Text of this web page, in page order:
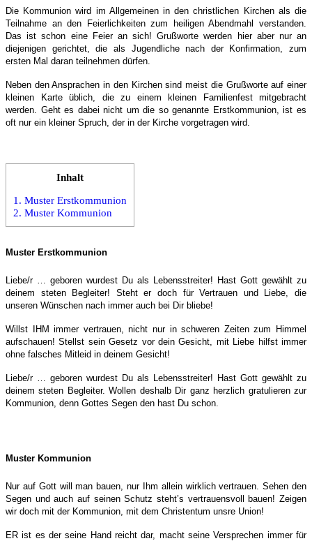
Die Kommunion wird im Allgemeinen in den christlichen Kirchen als die
Teilnahme an den Feierlichkeiten zum heiligen Abendmahl verstanden.
Das ist schon eine Feier an sich! Grußworte werden hier aber nur an
diejenigen gerichtet, die als Jugendliche nach der Konfirmation, zum
ersten Mal daran teilnehmen dürfen.
Neben den Ansprachen in den Kirchen sind meist die Grußworte auf einer
kleinen Karte üblich, die zu einem kleinen Familienfest mitgebracht
werden. Geht es dabei nicht um die so genannte Erstkommunion, ist es
oft nur ein kleiner Spruch, der in der Kirche vorgetragen wird.
Inhalt
1. Muster Erstkommunion
2. Muster Kommunion
Muster Erstkommunion
Liebe/r … geboren wurdest Du als Lebensstreiter! Hast Gott gewählt zu
deinem steten Begleiter! Steht er doch für Vertrauen und Liebe, die
unseren Wünschen nach immer auch bei Dir bliebe!
Willst IHM immer vertrauen, nicht nur in schweren Zeiten zum Himmel
aufschauen! Stellst sein Gesetz vor dein Gesicht, mit Liebe hilfst immer
ohne falsches Mitleid in deinem Gesicht!
Liebe/r … geboren wurdest Du als Lebensstreiter! Hast Gott gewählt zu
deinem steten Begleiter. Wollen deshalb Dir ganz herzlich gratulieren zur
Kommunion, denn Gottes Segen den hast Du schon.
Muster Kommunion
Nur auf Gott will man bauen, nur Ihm allein wirklich vertrauen. Sehen den
Segen und auch auf seinen Schutz steht’s vertrauensvoll bauen! Zeigen
wir doch mit der Kommunion, mit dem Christentum unsre Union!
ER ist es der seine Hand reicht dar, macht seine Versprechen immer für